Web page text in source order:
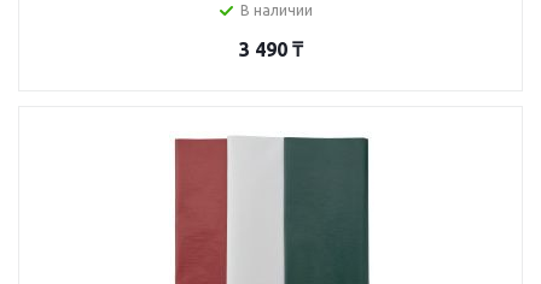
В наличии
3 490 ₸